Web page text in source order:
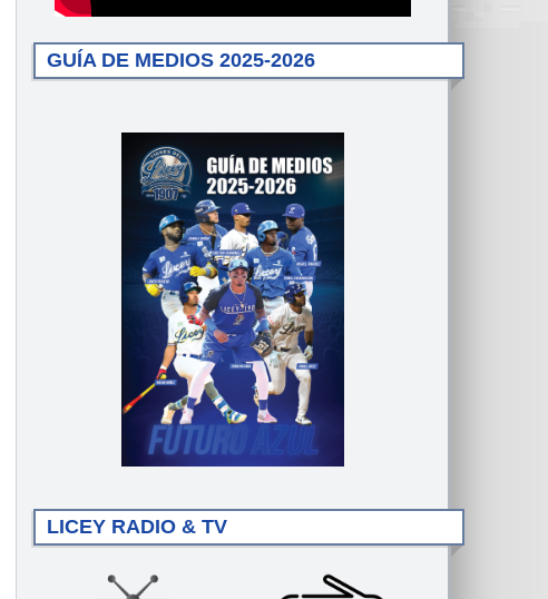
GUÍA DE MEDIOS 2025-2026
LICEY RADIO & TV